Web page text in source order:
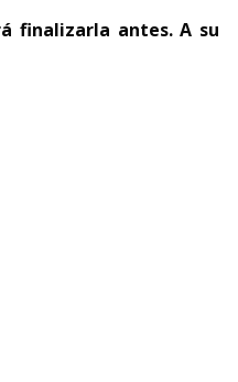
finalizarla antes. A su